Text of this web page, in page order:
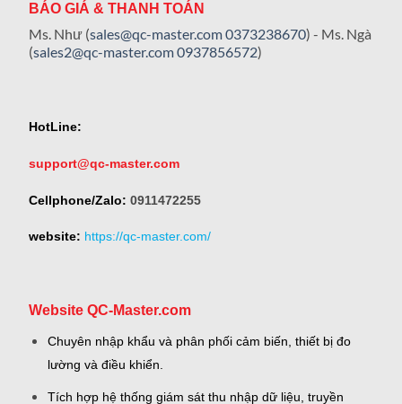
BÁO GIÁ & THANH TOÁN
Ms. Như (sales@qc-master.com0373238670) - Ms. Ngà
(sales2@qc-master.com0937856572)
HotLine:
support@qc-master.com
Cellphone/Zalo: 0911472255
website: https://qc-master.com/
Website QC-Master.com
Chuyên nhập khẩu và phân phối cảm biến, thiết bị đo
lường và điều khiển.
Tích hợp hệ thống giám sát thu nhập dữ liệu, truyền